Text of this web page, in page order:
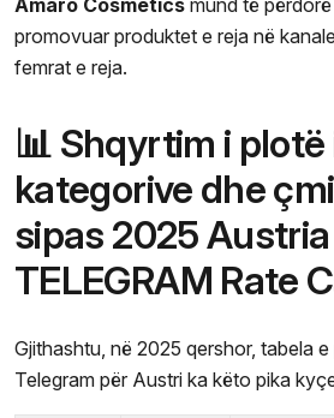
promovuar produktet e reja në
femrat e reja.
📊 Shqyrtim i plotë
kategorive dhe
sipas 2025 Austria
TELEGRAM Rate
Gjithashtu, në 2025 qershor, tabela
Telegram për Austri ka këto pika